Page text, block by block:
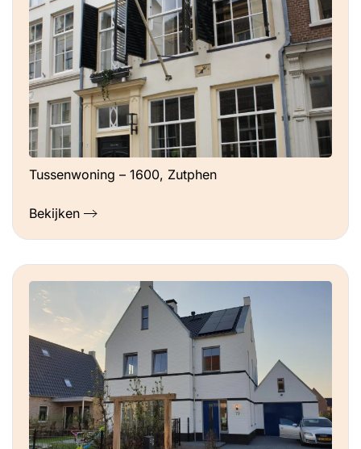
Tussenwoning – 1600, Zutphen
Bekijken